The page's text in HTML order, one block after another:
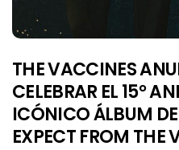
THE VACCINES
CELEBRAR EL 15°
ICÓNICO ÁLBUM
EXPECT FROM THE